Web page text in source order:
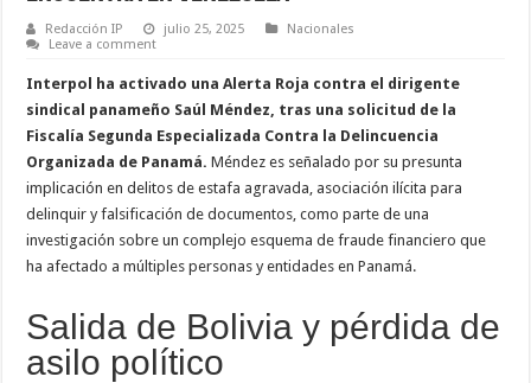
Redacción IP julio 25, 2025
Nacionales
Leave a comment
Interpol ha activado una Alerta Roja contra el dirigente
sindical panameño Saúl Méndez, tras una solicitud de la
Fiscalía Segunda Especializada Contra la Delincuencia
Organizada de Panamá. Méndez es señalado por su presunta
implicación en delitos de estafa agravada, asociación ilícita para
delinquir y falsificación de documentos, como parte de una
investigación sobre un complejo esquema de fraude financiero que
ha afectado a múltiples personas y entidades en Panamá.
Salida de Bolivia y pérdida de
asilo político